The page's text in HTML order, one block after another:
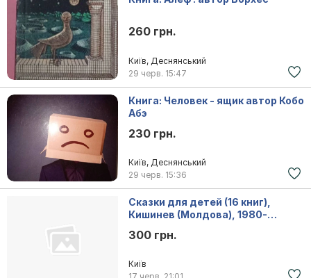
260 грн.
Київ, Деснянський
29 черв. 15:47
Книга: Человек - ящик автор Кобо
Абэ
230 грн.
Київ, Деснянський
29 черв. 15:36
Сказки для детей (16 книг),
Кишинев (Молдова), 1980-
300 грн.
Київ